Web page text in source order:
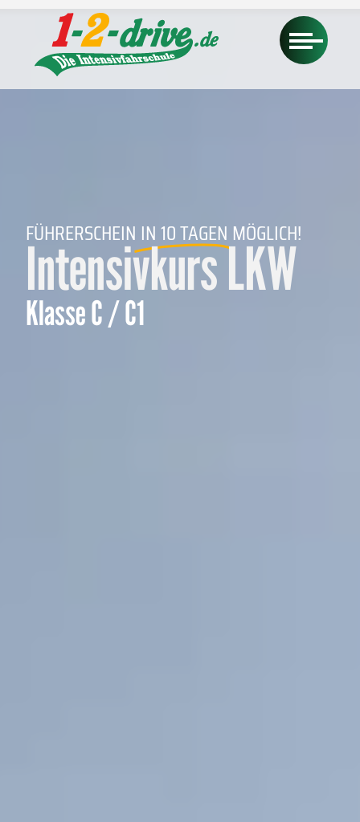
FÜHRERSCHEIN IN 10 TAGEN MÖGLICH!
Intensivkurs LKW
Klasse C / C1